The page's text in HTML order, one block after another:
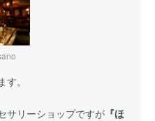
。
サリーショップですが 『ほ